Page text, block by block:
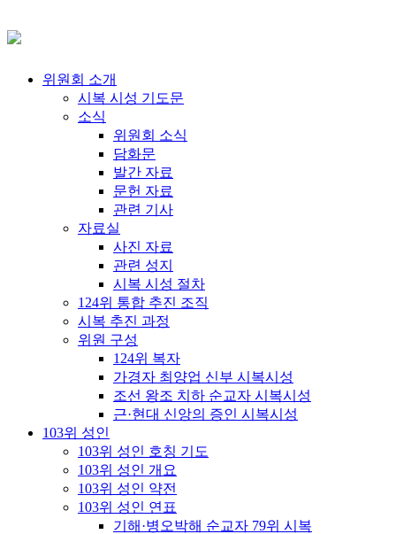
위원회 소개
시복 시성 기도문
소식
위원회 소식
담화문
발간 자료
문헌 자료
관련 기사
자료실
사진 자료
관련 성지
시복 시성 절차
124위 통합 추진 조직
시복 추진 과정
위원 구성
124위 복자
가경자 최양업 신부 시복시성
조선 왕조 치하 순교자 시복시성
근·현대 신앙의 증인 시복시성
103위 성인
103위 성인 호칭 기도
103위 성인 개요
103위 성인 약전
103위 성인 연표
기해·병오박해 순교자 79위 시복